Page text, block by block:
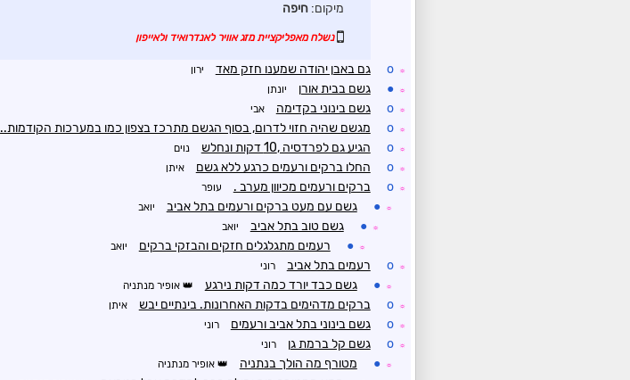
מיקום:חיפה
נשלח מאפליקציית מזג אוויר לאנדרואיד ולאייפון
☼
o גם באבן יהודה שמענו חזק מאד ירון
☼
● גשם בבית אורן יונתן
☼
o גשם בינוני בקדימה אבי
☼
o מגשם שהיה חזוי לדרום, בסוף הגשם מתרכז בצפון כמו במערכות הקודמות..
☼
o הגיע גם לפרדסיה ,10 דקות ונחלש נוים
☼
o החלו ברקים ורעמים כרגע ללא גשם איתן
☼
o ברקים ורעמים מכיוון מערב . עופר
☼
● גשם עם מעט ברקים ורעמים בתל אביב יואב
☼
● גשם טוב בתל אביב יואב
☼
● רעמים מתגלגלים חזקים והבזקי ברקים יואב
☼
o רעמים בתל אביב רוני
☼
● גשם כבד יורד כמה דקות נירגע אופיר מנתניה
☼
o ברקים מדהימים בדקות האחרונות. בינתיים יבש איתן
☼
o גשם בינוני בתל אביב ורעמים רוני
☼
o גשם קל ברמת גן רוני
☼
● מטורף מה הולך בנתניה אופיר מנתניה